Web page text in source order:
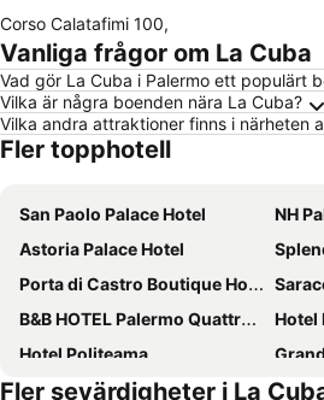
Corso Calatafimi 100,
Vanliga frågor om La Cuba
Vad gör La Cuba i Palermo ett populärt
Vilka är några boenden nära La Cuba?
Vilka andra attraktioner finns i närheten
Fler topphotell
San Paolo Palace Hotel
NH
Astoria Palace Hotel
Porta di Castro Boutique Hotel & SPA
Saracen
B&B HOTEL Palermo Quattro Canti
Hotel
Hotel Politeama
Grand Hotel Wagner
Fler sevärdigheter i La